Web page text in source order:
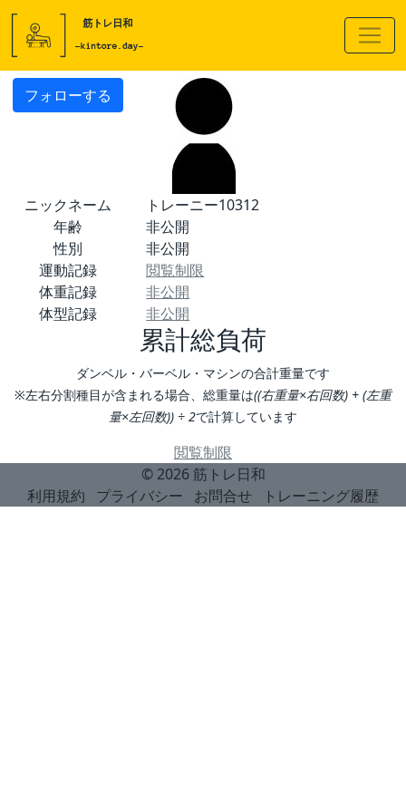
フォローする
ニックネーム
トレーニー10312
年齢
非公開
性別
非公開
運動記録
閲覧制限
体重記録
非公開
体型記録
非公開
累計総負荷
ダンベル・バーベル・マシンの合計重量です
※左右分割種目が含まれる場合、総重量は((右重量×右回数) + (左重
量×左回数)) ÷ 2で計算しています
閲覧制限
© 2026 筋トレ日和
利用規約
プライバシー お問合せ トレーニング履歴